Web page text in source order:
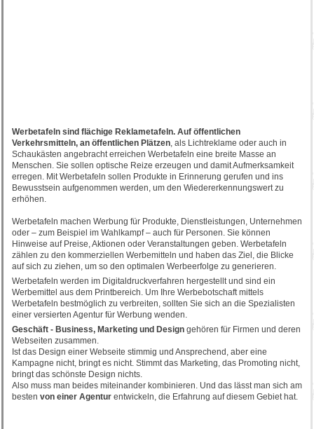
Werbetafeln sind flächige Reklametafeln. Auf öffentlichen
Verkehrsmitteln, an öffentlichen Plätzen, als Lichtreklame oder auch in
Schaukästen angebracht erreichen Werbetafeln eine breite Masse an
Menschen. Sie sollen optische Reize erzeugen und damit Aufmerksamkeit
erregen. Mit Werbetafeln sollen Produkte in Erinnerung gerufen und ins
Bewusstsein aufgenommen werden, um den Wiedererkennungswert zu
erhöhen.
Werbetafeln machen Werbung für Produkte, Dienstleistungen, Unternehmen
oder – zum Beispiel im Wahlkampf – auch für Personen. Sie können
Hinweise auf Preise, Aktionen oder Veranstaltungen geben. Werbetafeln
zählen zu den kommerziellen Werbemitteln und haben das Ziel, die Blicke
auf sich zu ziehen, um so den optimalen Werbeerfolge zu generieren.
Werbetafeln werden im Digitaldruckverfahren hergestellt und sind ein
Werbemittel aus dem Printbereich. Um Ihre Werbebotschaft mittels
Werbetafeln bestmöglich zu verbreiten, sollten Sie sich an die Spezialisten
einer versierten Agentur für Werbung wenden.
Geschäft - Business, Marketing und Design gehören für Firmen und deren
Webseiten zusammen.
Ist das Design einer Webseite stimmig und Ansprechend, aber eine
Kampagne nicht, bringt es nicht. Stimmt das Marketing, das Promoting nicht,
bringt das schönste Design nichts.
Also muss man beides miteinander kombinieren. Und das lässt man sich am
besten von einer Agentur entwickeln, die Erfahrung auf diesem Gebiet hat.